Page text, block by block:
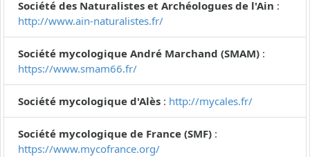
Société des Naturalistes et Archéologues de l'Ain :
http://www.ain-naturalistes.fr/
Société mycologique André Marchand (SMAM) :
https://www.smam66.fr/
Société mycologique d'Alès : http://mycales.fr/
Société mycologique de France (SMF) :
https://www.mycofrance.org/